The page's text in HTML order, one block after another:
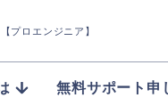
プロエンジニア】
無料サポート申